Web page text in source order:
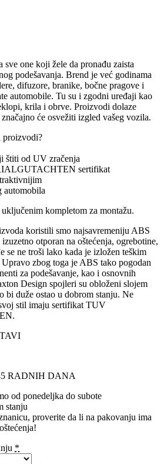
one koji žele da pronađu zaista
podešavanja. Brend je već godinama
difuzore, branike, bočne pragove i
automobile. Tu su i zgodni uređaji kao
krila i obrve. Proizvodi dolaze
će osvežiti izgled vašeg vozila.
proizvodi?
štiti od UV zračenja
sertifikat
automobila
kompletom za montažu.
koristili smo najsavremeniju ABS
otporan na oštećenja, ogrebotine,
se ne troši lako kada je izložen teškim
zbog toga je ABS tako pogodan
za podešavanje, kao i osnovnih
Design spojleri su obloženi slojem
duže ostao u dobrom stanju. Ne
stil imaju sertifikat TUV
RADNIH DANA
od ponedeljka do subote
stanju
proverite da li na pakovanju ima
*